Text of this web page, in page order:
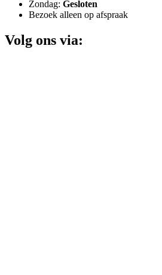
Zondag: Gesloten
Bezoek alleen op afspraak
Volg ons via: